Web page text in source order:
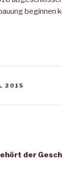
beginnen
2015
der